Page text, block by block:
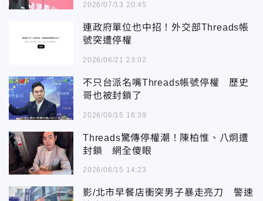
2026/07/13 20:45
連政府單位也中招！外交部Threads帳
號突遭停權
2026/06/21 23:02
不只台派名嘴Threads帳號停權 歷史
哥也被封鎖了
2026/06/15 16:39
Threads驚傳停權潮！陳柏惟、八炯遭
封鎖 網全傻眼
2026/06/15 14:23
影/北市早餐店衝突男子暴走亮刀 警速